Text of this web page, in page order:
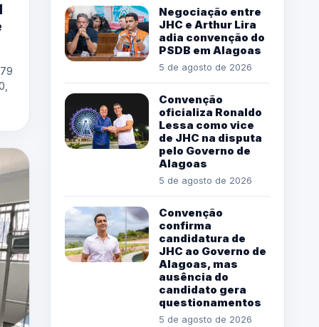
Negociação entre
JHC e Arthur Lira
adia convenção do
PSDB em Alagoas
5 de agosto de 2026
Convenção
oficializa Ronaldo
Lessa como vice
de JHC na disputa
pelo Governo de
Alagoas
5 de agosto de 2026
Convenção
confirma
candidatura de
JHC ao Governo de
Alagoas, mas
ausência do
candidato gera
questionamentos
5 de agosto de 2026